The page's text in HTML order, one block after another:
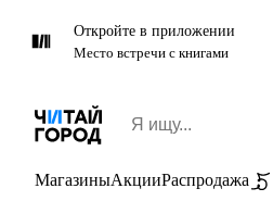
Откройте в приложении
Место встречи с книгами
МагазиныАкцииРаспродажа